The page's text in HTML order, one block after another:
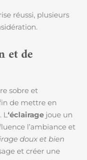
réussi, plusieurs
et de
sobre et
de mettre en
L‘éclairage joue un
l’ambiance et
doux et bien
et créer une